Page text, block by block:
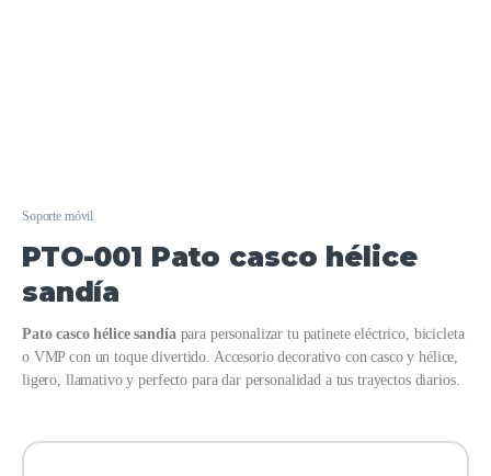
Soporte móvil
PTO-001 Pato casco hélice
sandía
Pato casco hélice sandíapara personalizar tu patinete eléctrico, bicicleta
o VMP con un toque divertido. Accesorio decorativo con casco y hélice,
ligero, llamativo y perfecto para dar personalidad a tus trayectos diarios.